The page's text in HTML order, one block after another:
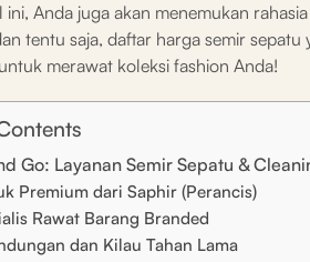
ini, Anda juga akan menemukan
tentu saja, daftar harga semir
merawat koleksi fashion Anda!
Go: Layanan Semir Sepatu &
Premium dari Saphir (Perancis)
Rawat Barang Branded
dan Kilau Tahan Lama